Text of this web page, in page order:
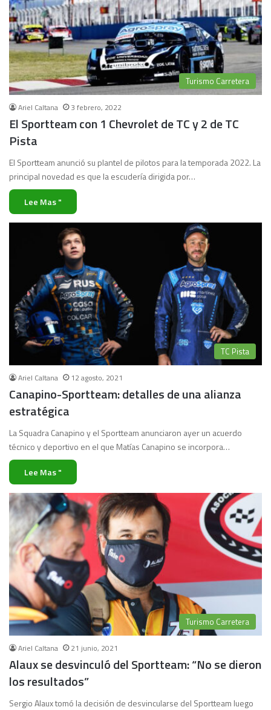
Turismo Carretera
Ariel Caltana 3 febrero, 2022
El Sportteam con 1 Chevrolet de TC y 2 de TC
Pista
El Sportteam anunció su plantel de pilotos para la temporada 2022. La
principal novedad es que la escudería dirigida por…
Lee Mas "
TC Pista
Ariel Caltana 12 agosto, 2021
Canapino-Sportteam: detalles de una alianza
estratégica
La Squadra Canapino y el Sportteam anunciaron ayer un acuerdo
técnico y deportivo en el que Matías Canapino se incorpora…
Lee Mas "
Turismo Carretera
Ariel Caltana 21 junio, 2021
Alaux se desvinculó del Sportteam: “No se dieron
los resultados”
Sergio Alaux tomó la decisión de desvincularse del Sportteam luego